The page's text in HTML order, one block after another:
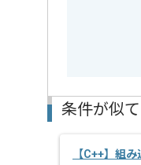
条件が似
【C++】組